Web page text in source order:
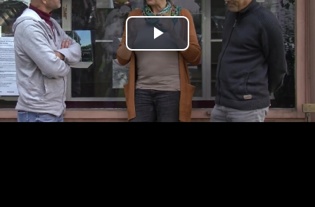
Play
Video